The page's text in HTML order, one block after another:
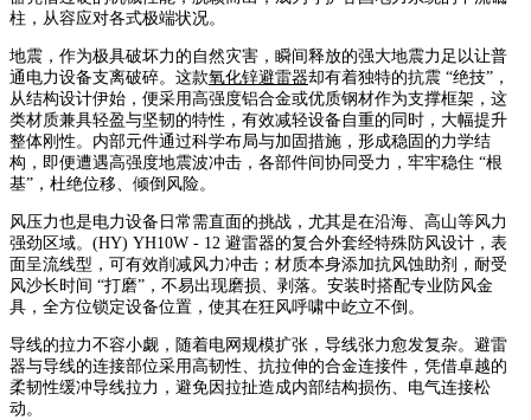
柱，从容应对各式极端状况。
地震，作为极具破坏力的自然灾害，瞬间释放的强大地震力足以让普
通电力设备支离破碎。这款氧化锌避雷器却有着独特的抗震 “绝技”，
从结构设计伊始，便采用高强度铝合金或优质钢材作为支撑框架，这
类材质兼具轻盈与坚韧的特性，有效减轻设备自重的同时，大幅提升
整体刚性。内部元件通过科学布局与加固措施，形成稳固的力学结
构，即便遭遇高强度地震波冲击，各部件间协同受力，牢牢稳住 “根
基”，杜绝位移、倾倒风险。
风压力也是电力设备日常需直面的挑战，尤其是在沿海、高山等风力
强劲区域。(HY) YH10W - 12 避雷器的复合外套经特殊防风设计，表
面呈流线型，可有效削减风力冲击；材质本身添加抗风蚀助剂，耐受
风沙长时间 “打磨”，不易出现磨损、剥落。安装时搭配专业防风金
具，全方位锁定设备位置，使其在狂风呼啸中屹立不倒。
导线的拉力不容小觑，随着电网规模扩张，导线张力愈发复杂。避雷
器与导线的连接部位采用高韧性、抗拉伸的合金连接件，凭借卓越的
柔韧性缓冲导线拉力，避免因拉扯造成内部结构损伤、电气连接松
动。